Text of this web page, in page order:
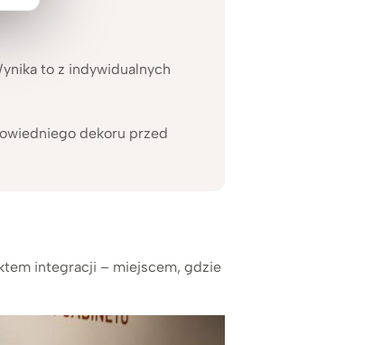
to z indywidualnych
dekoru przed
integracji – miejscem, gdzie